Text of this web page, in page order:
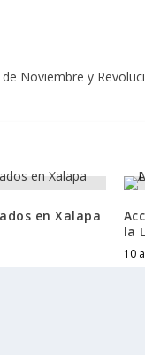
Noviembre y
en Xalapa
la
10